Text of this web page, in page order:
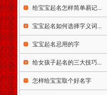
明市安宁市富曲靖市宣威市玉
溪市保山市昭通市丽江市思茅
市临沧市个旧市开远市景洪市
楚雄市大理市潞西市瑞丽市西
藏自治区拉萨市陕西省西安市
铜川市宜君县宝鸡市咸阳市渭
南市韩城市华阴市延安市汉中
市榆林市安康市石商洛市甘肃
省兰州市金昌市白银市天水市
给宝宝起名怎样简单易记...
宝宝起名如何选择字义词...
宝宝起名忌用的字
给女孩子起名的三大技巧...
怎样给宝宝取个好名字